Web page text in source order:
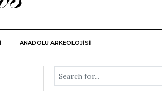
ANADOLU ARKEOLOJİSİ